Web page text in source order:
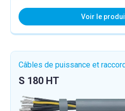
Voir le
Câbles de puissance et
S 180 HT